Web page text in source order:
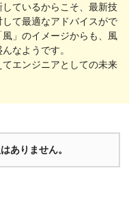
ているからこそ、最新技
て最適なアドバイスがで
」のイメージからも、風
なようです。
エンジニアとしての未来
ありません。